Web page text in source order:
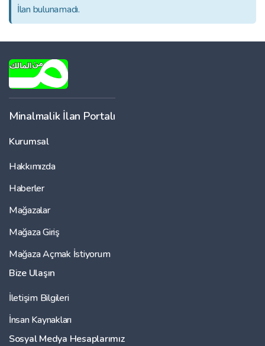
İlan bulunamadı.
Minalmalik İlan Portalı
Kurumsal
Hakkımızda
Haberler
Mağazalar
Mağaza Giriş
Mağaza Açmak İstiyorum
Bize Ulaşın
İletişim Bilgileri
İnsan Kaynakları
Sosyal Medya Hesaplarımız